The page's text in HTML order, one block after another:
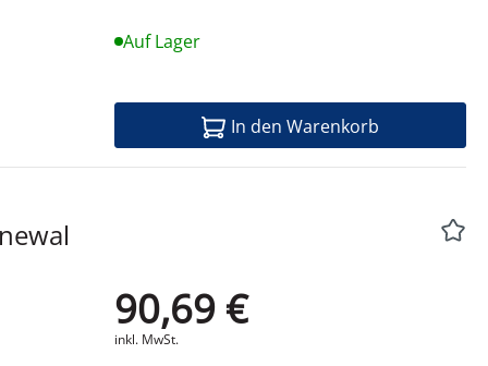
Auf Lager
In den Warenkorb
90,69 €
inkl. MwSt.